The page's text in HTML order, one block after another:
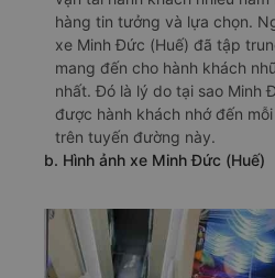
hàng tin tưởng và lựa chọn.
xe Minh Đức (Huế) đã tập
mang đến cho hành khách
nhất. Đó là lý do tại sao Minh
được hành khách nhớ đến
trên tuyến đường này.
b. Hình ảnh xe Minh Đức (Huế)